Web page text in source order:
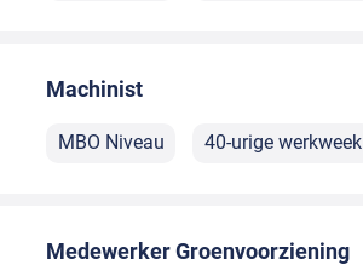
Machinist
MBO Niveau 40-urige werkweek
Medewerker Groenvoorziening